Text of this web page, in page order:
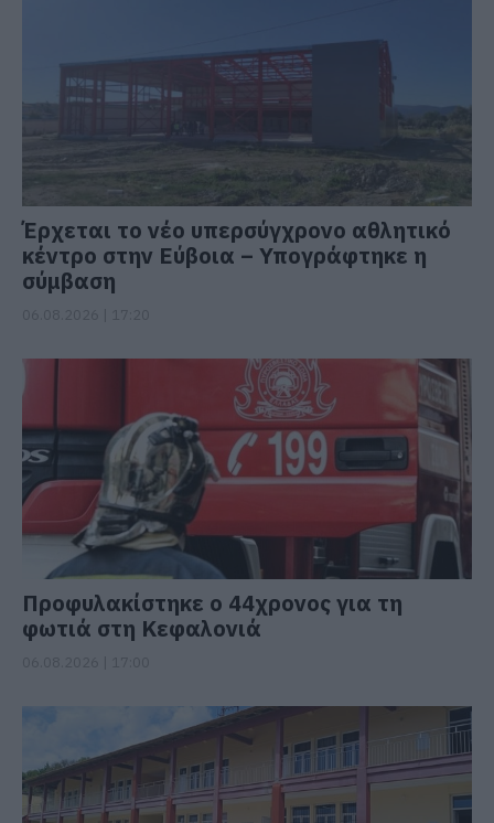
Έρχεται το νέο υπερσύγχρονο αθλητικό
κέντρο στην Εύβοια – Υπογράφτηκε η
σύμβαση
Προφυλακίστηκε ο 44χρονος για τη
φωτιά στη Κεφαλονιά